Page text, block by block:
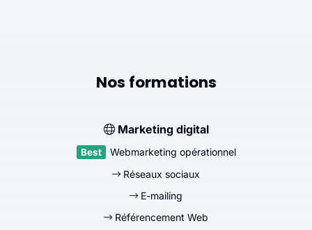
Nos formations
Marketing digital
Webmarketing opérationnel
Réseaux sociaux
E-mailing
Référencement Web